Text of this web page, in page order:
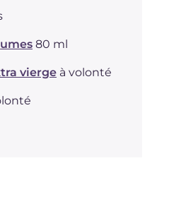
g
g 1.8
80 ml
vierge à volonté